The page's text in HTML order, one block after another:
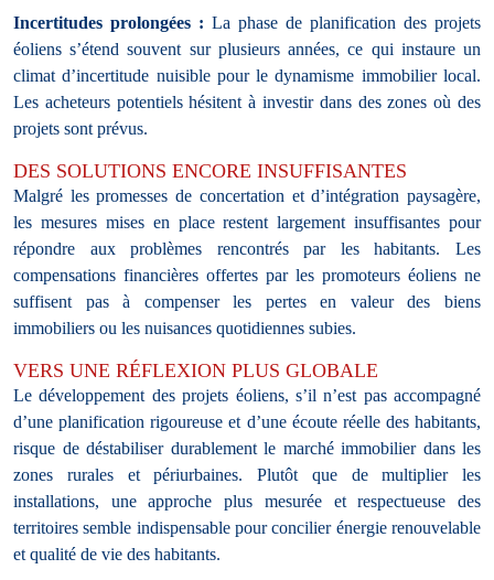
Incertitudes prolongées : La phase de planification des projets
éoliens s’étend souvent sur plusieurs années, ce qui instaure un
climat d’incertitude nuisible pour le dynamisme immobilier local.
Les acheteurs potentiels hésitent à investir dans des zones où des
projets sont prévus.
DES SOLUTIONS ENCORE INSUFFISANTES
Malgré les promesses de concertation et d’intégration paysagère,
les mesures mises en place restent largement insuffisantes pour
répondre aux problèmes rencontrés par les habitants. Les
compensations financières offertes par les promoteurs éoliens ne
suffisent pas à compenser les pertes en valeur des biens
immobiliers ou les nuisances quotidiennes subies.
VERS UNE RÉFLEXION PLUS GLOBALE
Le développement des projets éoliens, s’il n’est pas accompagné
d’une planification rigoureuse et d’une écoute réelle des habitants,
risque de déstabiliser durablement le marché immobilier dans les
zones rurales et périurbaines. Plutôt que de multiplier les
installations, une approche plus mesurée et respectueuse des
territoires semble indispensable pour concilier énergie renouvelable
et qualité de vie des habitants.